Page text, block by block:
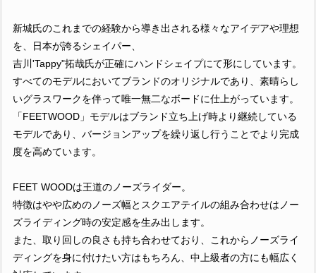
新城氏のこれまでの経験から導き出される様々なアイデアや理想
を、日本が誇るシェイパー、
吉川'Tappy"拓哉氏が正確にハンドシェイプにて形にしています。
すべてのモデルにおいてブランドのオリジナルであり、素晴らし
いグラスワークを伴って唯一無二なボードに仕上がっています。
「FEETWOOD」モデルはブランド立ち上げ時より継続している
モデルであり、バージョンアップを繰り返し行うことでより完成
度を高めています。
FEET WOODは王道のノーズライダー。
特徴はやや広めのノーズ幅とスクエアテイルの組み合わせはノー
ズライディング時の安定感を生み出します。
また、取り回しの良さも持ち合わせており、これからノーズライ
ディングを身に付けたい方はもちろん、中上級者の方にも幅広く